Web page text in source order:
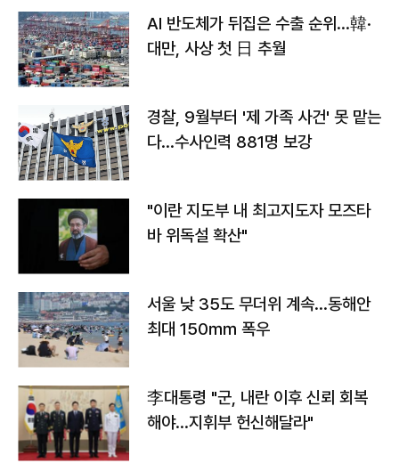
AI 반도체가 뒤집은 수출 순위…韓·
대만, 사상 첫 日 추월
경찰, 9월부터 '제 가족 사건' 못 맡는
다…수사인력 881명 보강
"이란 지도부 내 최고지도자 모즈타
바 위독설 확산"
서울 낮 35도 무더위 계속…동해안
최대 150㎜ 폭우
李대통령 "군, 내란 이후 신뢰 회복
해야…지휘부 헌신해달라"